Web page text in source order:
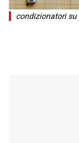
condizionatori